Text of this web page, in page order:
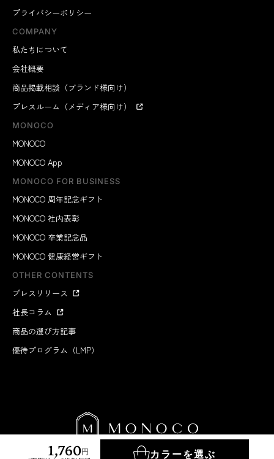
1,760円 カラーを選ぶ
プライバシーポリシー
COMPANY
私たちについて
会社概要
商品掲載相談（ブランド様向け）
プレスルーム（メディア様向け）
MONOCO
MONOCO
MONOCO App
MONOCO FOR BUSINESS
MONOCO 周年記念ギフト
MONOCO 社内表彰
MONOCO 卒業記念品
MONOCO 健康経営ギフト
OTHER CONTENTS
プレスリリース
社長コラム
商品の選び方記事
優待プログラム（LMP）